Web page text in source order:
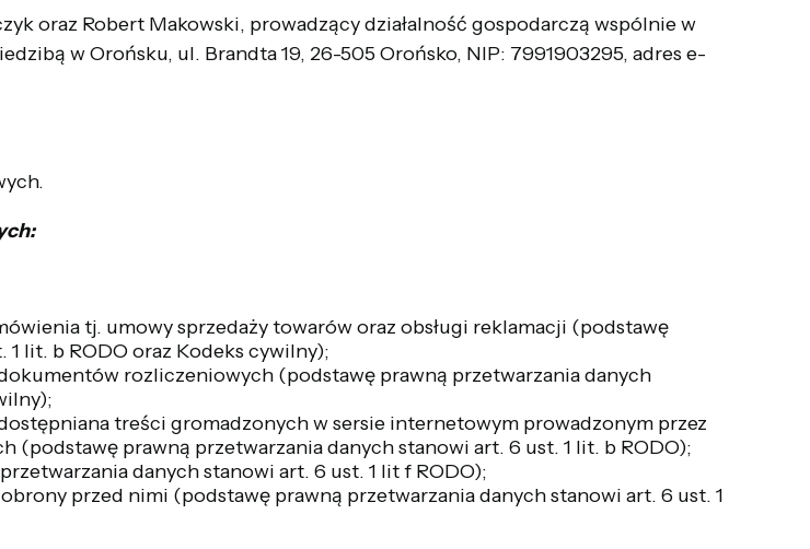
oraz Robert Makowski, prowadzący działalność gospodarczą wspólnie w
w Orońsku, ul. Brandta 19, 26-505 Orońsko, NIP: 7991903295, adres e-
tj. umowy sprzedaży towarów oraz obsługi reklamacji (podstawę
lit. b RODO oraz Kodeks cywilny);
rozliczeniowych (podstawę prawną przetwarzania danych
treści gromadzonych w sersie internetowym prowadzonym przez
prawną przetwarzania danych stanowi art. 6 ust. 1 lit. b RODO);
danych stanowi art. 6 ust. 1 lit f RODO);
przed nimi (podstawę prawną przetwarzania danych stanowi art. 6 ust. 1